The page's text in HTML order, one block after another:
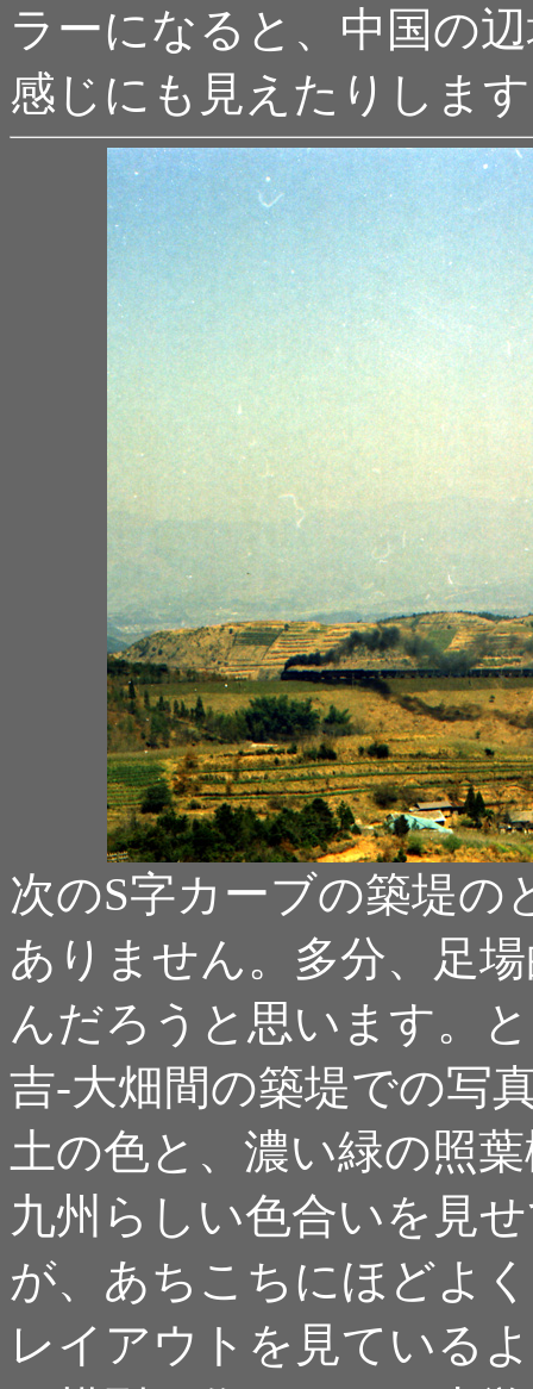
ラーになると、中国の
感じにも見えたりしま
次のS字カーブの築堤
ありません。多分、足
んだろうと思います。
吉-大畑間の築堤での写
土の色と、濃い緑の照
九州らしい色合いを見
が、あちこちにほどよ
レイアウトを見ている